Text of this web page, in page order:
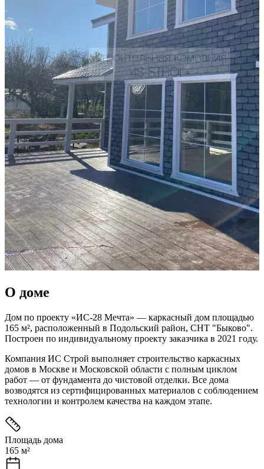
О доме
Дом по проекту «ИС-28 Мечта» — каркасный дом площадью
165 м², расположенный в Подольский район, СНТ "Быково".
Построен по индивидуальному проекту заказчика в 2021 году.
Компания ИС Строй выполняет строительство каркасных
домов в Москве и Московской области с полным циклом
работ — от фундамента до чистовой отделки. Все дома
возводятся из сертифицированных материалов с соблюдением
технологии и контролем качества на каждом этапе.
Площадь дома
165 м²